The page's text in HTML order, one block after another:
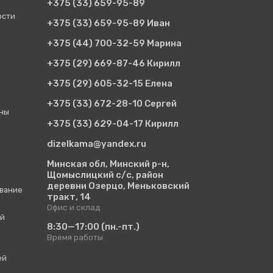
+375 (33) 659-95-89
+375 (33) 659-95-89 Иван
+375 (44) 700-32-59 Марина
+375 (29) 669-87-46 Кирилл
+375 (29) 605-32-15 Елена
+375 (33) 672-28-10 Сергей
+375 (33) 629-04-17 Кирилл
dizelkama@yandex.ru
Минская обл, Минский р-н,
Щомыслицкий с/с, район
деревни Озерцо, Меньковский
тракт, 14
Офис и склад
8:30—17:00 (пн.-пт.)
Время работы